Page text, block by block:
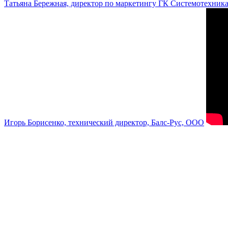
Татьяна Бережная, директор по маркетингу ГК Системотехника
Игорь Борисенко, технический директор, Балс-Рус, ООО